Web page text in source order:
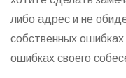
либо адрес и не
собственных
ошибках своего